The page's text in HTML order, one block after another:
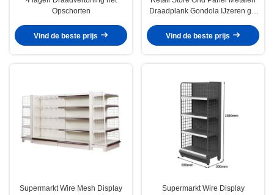
Opschorten
Vind de beste prijs
Draadplank Gondola IJzeren gat
Vind de beste prijs
Supermarkt Wire Mesh Display
Supermarkt Wire Display